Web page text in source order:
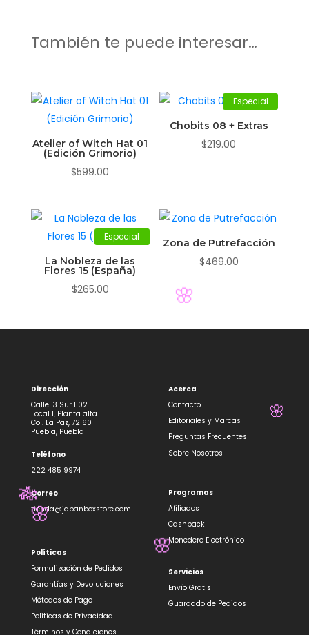
También te puede interesar…
Atelier of Witch Hat 01
(Edición Grimorio)
$599.00
Especial
Chobits 08 + Extras
$219.00
Especial
La Nobleza de las
Flores 15 (España)
$265.00
Zona de Putrefacción
$469.00
Dirección
Calle 13 Sur 1102
Local 1, Planta alta
Col. La Paz, 72160
Puebla, Puebla
Teléfono
222 485 9974
Correo
tienda@japanboxstore.com
Políticas
Formalización de Pedidos
Garantías y Devoluciones
Métodos de Pago
Políticas de Privacidad
Términos y Condiciones
Acerca
Contacto
Editoriales y Marcas
Preguntas Frecuentes
Sobre Nosotros
Programas
Afiliados
Cashback
Monedero Electrónico
Servicios
Envío Gratis
Guardado de Pedidos
🌸
🌸
🌸